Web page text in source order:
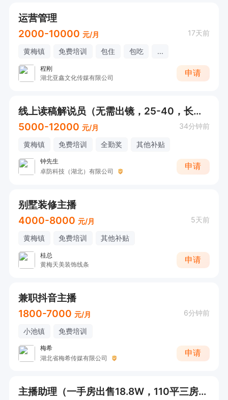
运营管理
2000-10000 元/月 17天前
黄梅镇 免费培训 包住 包吃 ...
程刚
湖北亚鑫文化传媒有限公司
申请
线上读稿解说员（无需出镜，25-40，长期，欢迎应届生）
5000-12000 元/月 34分钟前
黄梅镇 免费培训 全勤奖 其他补贴
钟先生
卓防科技（湖北）有限公司
申请
别墅装修主播
4000-8000 元/月 5天前
黄梅镇 免费培训 其他补贴
桂总
黄梅天美装饰线条
申请
兼职抖音主播
1800-7000 元/月 6分钟前
小池镇 免费培训
梅希
湖北省梅希传媒有限公司
申请
主播助理（一手房出售18.8W，110平三房两卫， 接受小白）